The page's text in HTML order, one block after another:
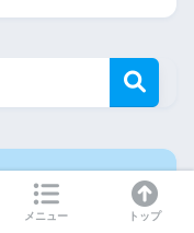
メニュー トップ